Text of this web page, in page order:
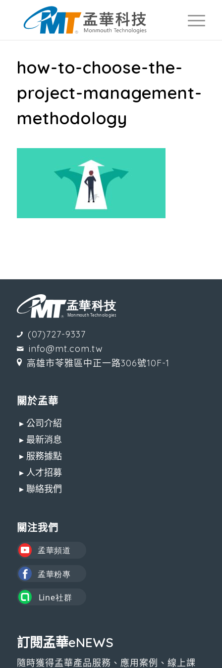
how-to-choose-the-
project-management-
methodology
(07)727-9337
info@mt.com.tw
高雄市苓雅區中正一路306號10F-1
關於孟華
▸ 公司介紹
▸ 最新消息
▸ 服務據點
▸ 人才招募
▸ 聯絡我們
關注我們
訂閱孟華eNEWS
隨時獲得孟華產品服務、應用案例、線上課